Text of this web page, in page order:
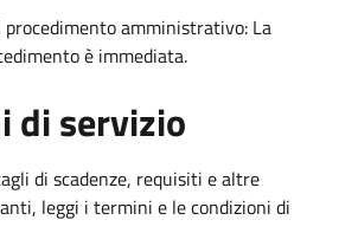
procedimento amministrativo: La
è immediata.
di servizio
di scadenze, requisiti e altre
leggi i termini e le condizioni di